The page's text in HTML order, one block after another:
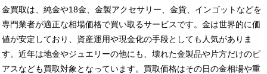
金買取は、純金や18金、金製アクセサリー、金貨、インゴットなどを
専門業者が適正な相場価格で買い取るサービスです。金は世界的に価
値が安定しており、資産運用や現金化の手段としても人気がありま
す。近年は地金やジュエリーの他にも、壊れた金製品や片方だけのピ
アスなども買取対象となっています。買取価格はその日の金相場や重